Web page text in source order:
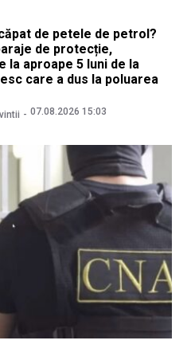
de petele de petrol?
de protecție,
la aproape 5 luni de la
care a dus la poluarea
07.08.2026 15:03